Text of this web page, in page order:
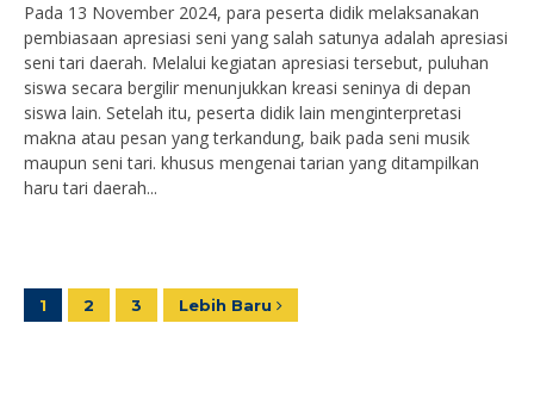
Pada 13 November 2024, para peserta didik melaksanakan
pembiasaan apresiasi seni yang salah satunya adalah apresiasi
seni tari daerah. Melalui kegiatan apresiasi tersebut, puluhan
siswa secara bergilir menunjukkan kreasi seninya di depan
siswa lain. Setelah itu, peserta didik lain menginterpretasi
makna atau pesan yang terkandung, baik pada seni musik
maupun seni tari. khusus mengenai tarian yang ditampilkan
haru tari daerah...
1 2 3 Lebih Baru